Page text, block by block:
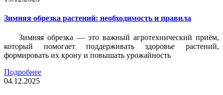
Зимняя обрезка растений: необходимость и правила
Зимняя обрезка — это важный агротехнический приём,
который помогает поддерживать здоровье растений,
формировать их крону и повышать урожайность
Подробнее
04.12.2025